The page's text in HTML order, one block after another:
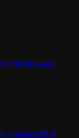
стабильных
соцсетей и